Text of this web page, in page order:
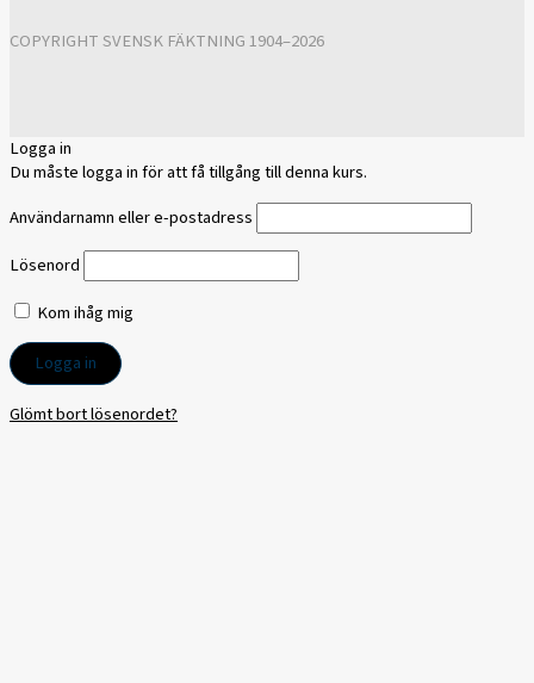
COPYRIGHT SVENSK FÄKTNING 1904–2026
Logga in
Du måste logga in för att få tillgång till denna kurs.
Användarnamn eller e-postadress
Lösenord
Kom ihåg mig
Glömt bort lösenordet?